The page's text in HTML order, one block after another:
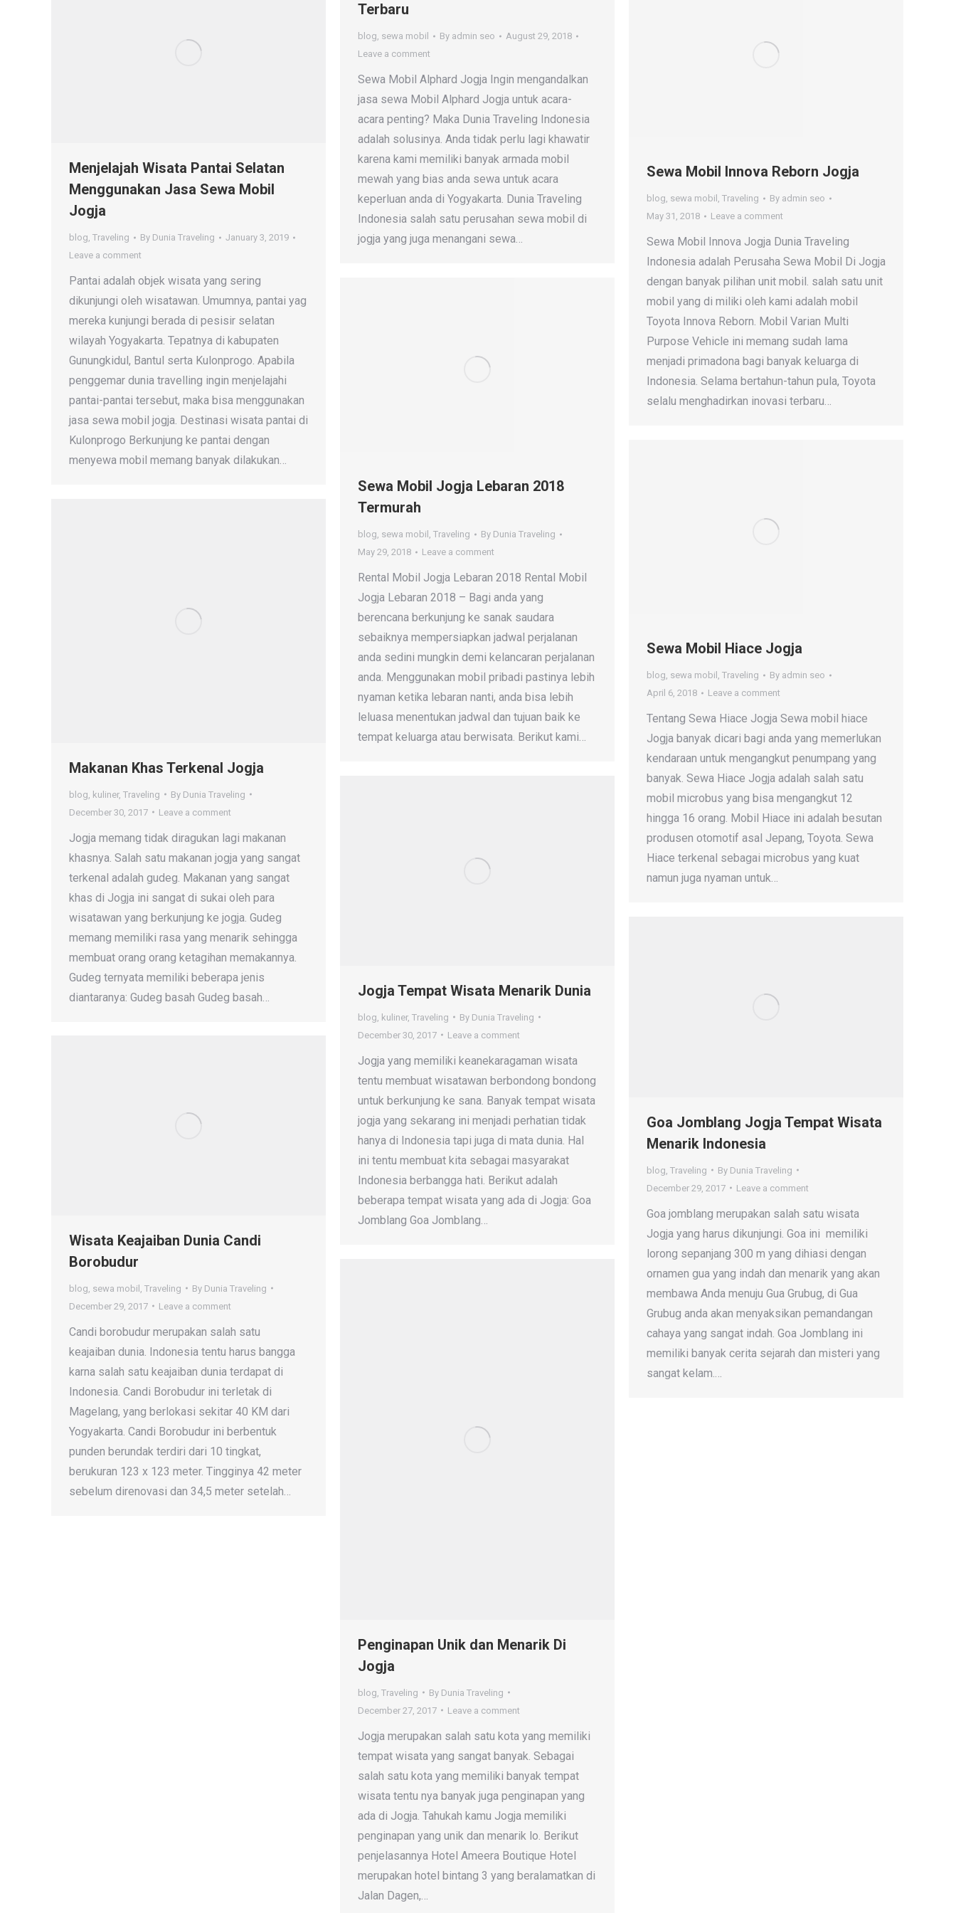
Menjelajah Wisata Pantai Selatan
Menggunakan Jasa Sewa Mobil
Jogja
blog, Traveling By Dunia Traveling
January 3, 2019
Leave a comment
Pantai adalah objek wisata yang sering
dikunjungi oleh wisatawan. Umumnya, pantai yag
mereka kunjungi berada di pesisir selatan
wilayah Yogyakarta. Tepatnya di kabupaten
Gunungkidul, Bantul serta Kulonprogo. Apabila
penggemar dunia travelling ingin menjelajahi
pantai-pantai tersebut, maka bisa menggunakan
jasa sewa mobil jogja. Destinasi wisata pantai di
Kulonprogo Berkunjung ke pantai dengan
menyewa mobil memang banyak dilakukan…
Terbaru
blog, sewa mobil By admin seo
August 29, 2018
Leave a comment
Sewa Mobil Alphard Jogja Ingin mengandalkan
jasa sewa Mobil Alphard Jogja untuk acara-
acara penting? Maka Dunia Traveling Indonesia
adalah solusinya. Anda tidak perlu lagi khawatir
karena kami memiliki banyak armada mobil
mewah yang bias anda sewa untuk acara
keperluan anda di Yogyakarta. Dunia Traveling
Indonesia salah satu perusahan sewa mobil di
jogja yang juga menangani sewa…
Sewa Mobil Innova Reborn Jogja
blog, sewa mobil , Traveling By admin seo
May 31, 2018
Leave a comment
Sewa Mobil Innova Jogja Dunia Traveling
Indonesia adalah Perusaha Sewa Mobil Di Jogja
dengan banyak pilihan unit mobil. salah satu unit
mobil yang di miliki oleh kami adalah mobil
Toyota Innova Reborn. Mobil Varian Multi
Purpose Vehicle ini memang sudah lama
menjadi primadona bagi banyak keluarga di
Indonesia. Selama bertahun-tahun pula, Toyota
selalu menghadirkan inovasi terbaru…
Sewa Mobil Jogja Lebaran 2018
Termurah
blog, sewa mobil , Traveling By Dunia Traveling
May 29, 2018
Leave a comment
Rental Mobil Jogja Lebaran 2018 Rental Mobil
Jogja Lebaran 2018 – Bagi anda yang
berencana berkunjung ke sanak saudara
sebaiknya mempersiapkan jadwal perjalanan
anda sedini mungkin demi kelancaran perjalanan
anda. Menggunakan mobil pribadi pastinya lebih
nyaman ketika lebaran nanti, anda bisa lebih
leluasa menentukan jadwal dan tujuan baik ke
tempat keluarga atau berwisata. Berikut kami…
Sewa Mobil Hiace Jogja
blog, sewa mobil , Traveling By admin seo
April 6, 2018
Leave a comment
Tentang Sewa Hiace Jogja Sewa mobil hiace
Jogja banyak dicari bagi anda yang memerlukan
kendaraan untuk mengangkut penumpang yang
banyak. Sewa Hiace Jogja adalah salah satu
mobil microbus yang bisa mengangkut 12
hingga 16 orang. Mobil Hiace ini adalah besutan
produsen otomotif asal Jepang, Toyota. Sewa
Hiace terkenal sebagai microbus yang kuat
namun juga nyaman untuk…
Makanan Khas Terkenal Jogja
blog kuliner, Traveling By Dunia Traveling
December 30, 2017
Leave a comment
Jogja memang tidak diragukan lagi makanan
khasnya. Salah satu makanan jogja yang sangat
terkenal adalah gudeg. Makanan yang sangat
khas di Jogja ini sangat di sukai oleh para
wisatawan yang berkunjung ke jogja. Gudeg
memang memiliki rasa yang menarik sehingga
membuat orang orang ketagihan memakannya.
Gudeg ternyata memiliki beberapa jenis
diantaranya: Gudeg basah Gudeg basah…
Jogja Tempat Wisata Menarik Dunia
blog kuliner, Traveling By Dunia Traveling
December 30, 2017
Leave a comment
Jogja yang memiliki keanekaragaman wisata
tentu membuat wisatawan berbondong bondong
untuk berkunjung ke sana. Banyak tempat wisata
jogja yang sekarang ini menjadi perhatian tidak
hanya di Indonesia tapi juga di mata dunia. Hal
ini tentu membuat kita sebagai masyarakat
Indonesia berbangga hati. Berikut adalah
beberapa tempat wisata yang ada di Jogja: Goa
Jomblang Goa Jomblang…
Goa Jomblang Jogja Tempat Wisata
Menarik Indonesia
blog Traveling By Dunia Traveling
December 29, 2017
Leave a comment
Goa jomblang merupakan salah satu wisata
Jogja yang harus dikunjungi. Goa ini memiliki
lorong sepanjang 300 m yang dihiasi dengan
ornamen gua yang indah dan menarik yang akan
membawa Anda menuju Gua Grubug, di Gua
Grubug anda akan menyaksikan pemandangan
cahaya yang sangat indah. Goa Jomblang ini
memiliki banyak cerita sejarah dan misteri yang
sangat kelam.…
Wisata Keajaiban Dunia Candi
Borobudur
blog sewa mobil Traveling By Dunia Traveling
December 29, 2017
Leave a comment
Candi borobudur merupakan salah satu
keajaiban dunia. Indonesia tentu harus bangga
karna salah satu keajaiban dunia terdapat di
Indonesia. Candi Borobudur ini terletak di
Magelang, yang berlokasi sekitar 40 KM dari
Yogyakarta. Candi Borobudur ini berbentuk
punden berundak terdiri dari 10 tingkat,
berukuran 123 x 123 meter. Tingginya 42 meter
sebelum direnovasi dan 34,5 meter setelah…
Penginapan Unik dan Menarik Di
Jogja
blog Traveling By Dunia Traveling
December 27, 2017
Leave a comment
Jogja merupakan salah satu kota yang memiliki
tempat wisata yang sangat banyak. Sebagai
salah satu kota yang memiliki banyak tempat
wisata tentu nya banyak juga penginapan yang
ada di Jogja. Tahukah kamu Jogja memiliki
penginapan yang unik dan menarik lo. Berikut
penjelasannya Hotel Ameera Boutique Hotel
merupakan hotel bintang 3 yang beralamatkan di
Jalan Dagen,…